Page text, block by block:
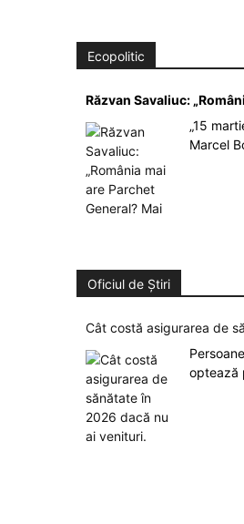
Ecopolitic
Răzvan Savaliuc:
„15
Marcel
Oficiul de Știri
Cât costă asigurarea de
optează